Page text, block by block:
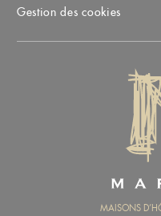
Gestion des cookies
MAISONS